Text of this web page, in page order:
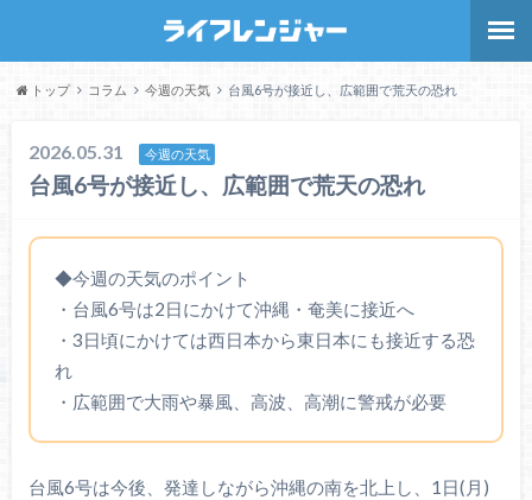
トップ コラム 今週の天気 台風6号が接近し、広範囲で荒天の恐れ
2026.05.31 今週の天気
台風6号が接近し、広範囲で荒天の恐れ
◆今週の天気のポイント
・台風6号は2日にかけて沖縄・奄美に接近へ
・3日頃にかけては西日本から東日本にも接近する恐
れ
・広範囲で大雨や暴風、高波、高潮に警戒が必要
台風6号は今後、発達しながら沖縄の南を北上し、1日(月)